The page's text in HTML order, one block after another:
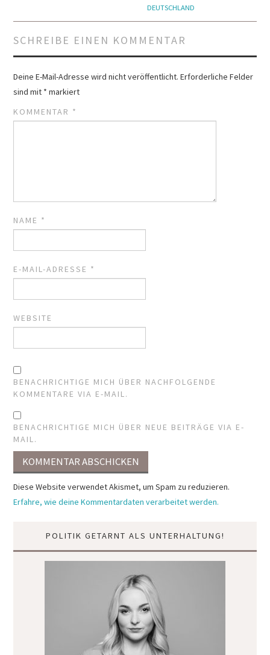
DEUTSCHLAND
SCHREIBE EINEN KOMMENTAR
Deine E-Mail-Adresse wird nicht veröffentlicht. Erforderliche Felder
sind mit * markiert
KOMMENTAR *
NAME *
E-MAIL-ADRESSE *
WEBSITE
BENACHRICHTIGE MICH ÜBER NACHFOLGENDE
KOMMENTARE VIA E-MAIL.
BENACHRICHTIGE MICH ÜBER NEUE BEITRÄGE VIA E-
MAIL.
Diese Website verwendet Akismet, um Spam zu reduzieren.
Erfahre, wie deine Kommentardaten verarbeitet werden.
POLITIK GETARNT ALS UNTERHALTUNG!